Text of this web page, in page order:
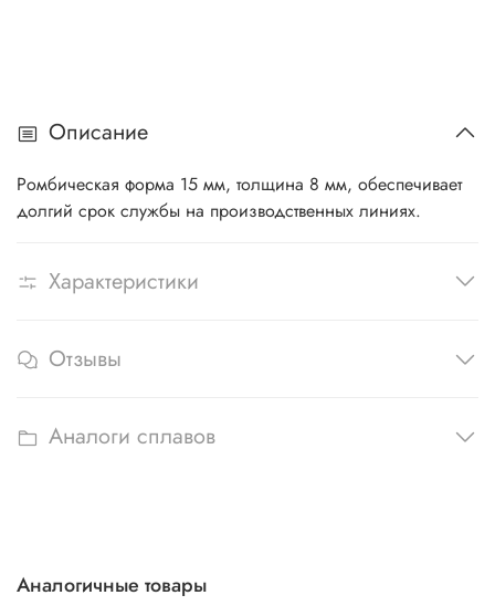
Описание
Ромбическая форма 15 мм, толщина 8 мм, обеспечивает
долгий срок службы на производственных линиях.
Характеристики
Отзывы
Аналоги сплавов
Аналогичные товары